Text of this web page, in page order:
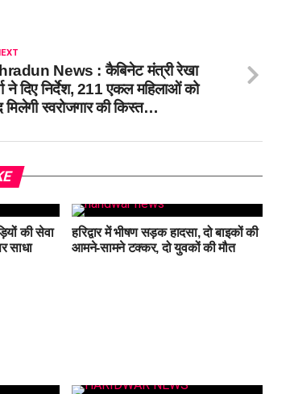
News : कैबिनेट मंत्री रेखा
ने दिए निर्देश, 211 एकल महिलाओं को
मिलेगी स्वरोजगार की किस्त…
की सेवा
साधा
हरिद्वार में भीषण सड़क हादसा, दो बाइकों की
आमने-सामने टक्कर, दो युवकों की मौत